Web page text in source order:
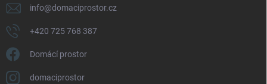
info@domaciprostor.cz
+420 725 768 387
Domácí prostor
domaciprostor